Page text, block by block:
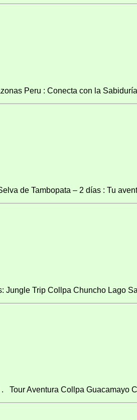
Peru : Conecta con la
de Tambopata – 2 días : Tu
Trip Collpa Chuncho Lago
Aventura Collpa Guacamayo